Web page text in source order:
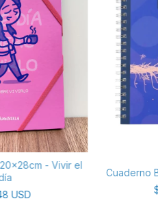
- Vivir el
USD
Cuaderno